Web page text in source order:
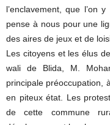
l’enclavement, que l’on
pense à nous pour une
des aires de jeux et de
Les citoyens et les élus
wali de Blida, M.
principale préoccupation,
en piteux état. Les
de cette commune